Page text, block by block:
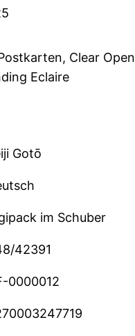
Clear
Eclaire
Gotō
im Schuber
42391
0000012